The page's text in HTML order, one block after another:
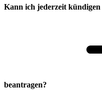
Kann ich jederzeit
beantragen?